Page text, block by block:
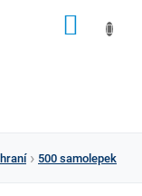
500 samolepek